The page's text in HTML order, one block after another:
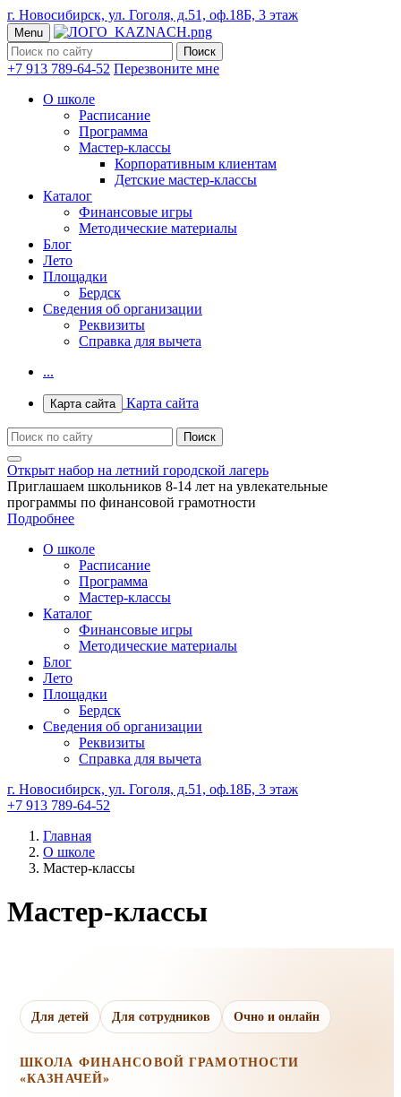
г. Новосибирск, ул. Гоголя, д.51, оф.18Б, 3 этаж
Menu
+7 913 789-64-52 Перезвоните мне
О школе
Расписание
Программа
Мастер-классы
Корпоративным клиентам
Детские мастер-классы
Каталог
Финансовые игры
Методические материалы
Блог
Лето
Площадки
Бердск
Сведения об организации
Реквизиты
Справка для вычета
...
Карта сайта Карта сайта
Открыт набор на летний городской лагерь
Приглашаем школьников 8-14 лет на увлекательные
программы по финансовой грамотности
Подробнее
О школе
Расписание
Программа
Мастер-классы
Каталог
Финансовые игры
Методические материалы
Блог
Лето
Площадки
Бердск
Сведения об организации
Реквизиты
Справка для вычета
г. Новосибирск, ул. Гоголя, д.51, оф.18Б, 3 этаж
+7 913 789-64-52
Главная
О школе
Мастер-классы
Мастер-классы
Для детей Для сотрудников Очно и онлайн
ШКОЛА ФИНАНСОВОЙ ГРАМОТНОСТИ
«КАЗНАЧЕЙ»